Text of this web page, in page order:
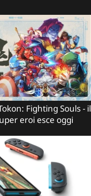
Fighting Souls - il
eroi esce oggi